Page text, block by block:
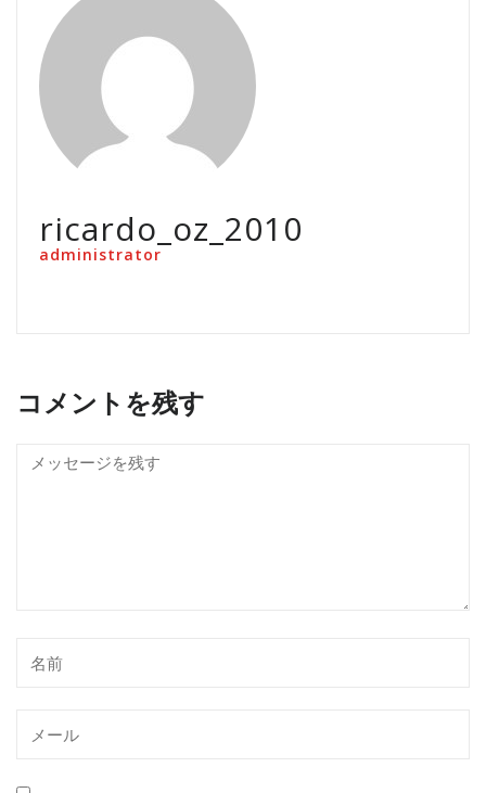
ricardo_oz_2010
administrator
コメントを残す